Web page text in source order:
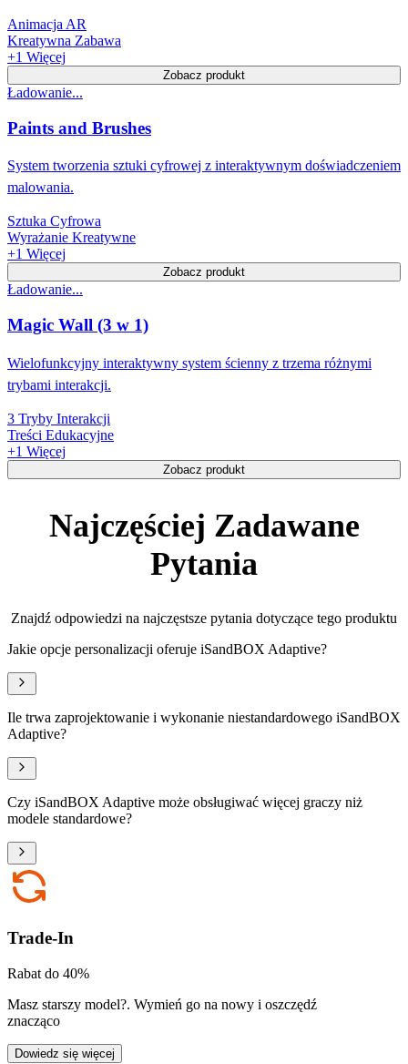
Animacja AR
Kreatywna Zabawa
+1 Więcej
Zobacz produkt
Ładowanie...
Paints and Brushes
System tworzenia sztuki cyfrowej z interaktywnym doświadczeniem
malowania.
Sztuka Cyfrowa
Wyrażanie Kreatywne
+1 Więcej
Zobacz produkt
Ładowanie...
Magic Wall (3 w 1)
Wielofunkcyjny interaktywny system ścienny z trzema różnymi
trybami interakcji.
3 Tryby Interakcji
Treści Edukacyjne
+1 Więcej
Zobacz produkt
Najczęściej Zadawane
Pytania
Znajdź odpowiedzi na najczęstsze pytania dotyczące tego produktu
Jakie opcje personalizacji oferuje iSandBOX Adaptive?
Ile trwa zaprojektowanie i wykonanie niestandardowego iSandBOX
Adaptive?
Czy iSandBOX Adaptive może obsługiwać więcej graczy niż
modele standardowe?
Trade-In
Rabat do 40%
Masz starszy model?. Wymień go na nowy i oszczędź
znacząco
Dowiedz się więcej